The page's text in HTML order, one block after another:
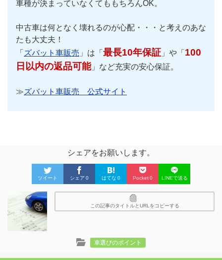
車種が決まっていなくてももちろんOK。
中古車は何となく壊れるのが心配・・・と考えのあな
たも大丈夫！
「 ズバット車販売 」は「 最長10年保証 」や「 100
日以内の返品可能」など充実の安心保証。
≫ズバット車販売 公式サイト
シェアをお願いします。
ツイート シェア 0 はてな 0 Pocket0 LINEで送る
この記事のタイトルとURLをコピーする
車選びのポイント